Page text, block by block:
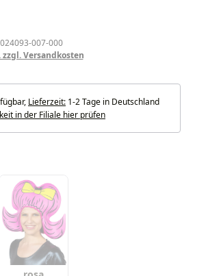
007-000
Versandkosten
Lieferzeit: 1-2 Tage in Deutschland
in der Filiale hier prüfen